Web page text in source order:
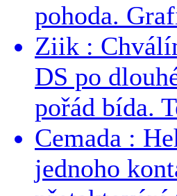
pohoda.
Ziik :
DS po
pořád bída.
Cemada :
jednoho